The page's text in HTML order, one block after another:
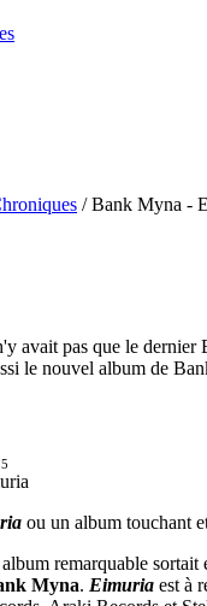
/ Bank Myna -
avait pas que le dernier
le nouvel album de
ou un album touchant
remarquable sortait
Myna. Eimuria est à